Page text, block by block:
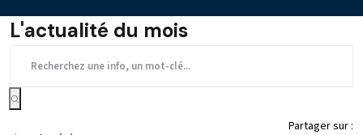
L'actualité du mois
Partager sur :